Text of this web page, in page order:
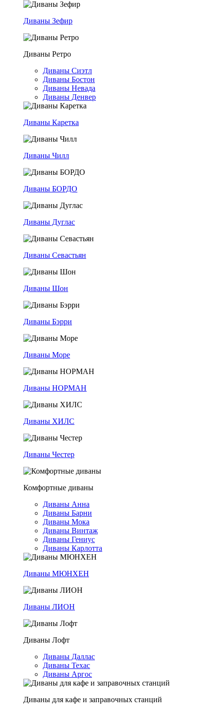
Диваны Зефир
Диваны Ретро
Диваны Сиэтл
Диваны Бостон
Диваны Невада
Диваны Денвер
Диваны Каретка
Диваны Чилл
Диваны БОРДО
Диваны Дуглас
Диваны Севастьян
Диваны Шон
Диваны Бэрри
Диваны Море
Диваны НОРМАН
Диваны ХИЛС
Диваны Честер
Комфортные диваны
Диваны Анна
Диваны Барни
Диваны Мока
Диваны Винтаж
Диваны Гениус
Диваны Карлотта
Диваны МЮНХЕН
Диваны ЛИОН
Диваны Лофт
Диваны Даллас
Диваны Техас
Диваны Аргос
Диваны для кафе и заправочных станций